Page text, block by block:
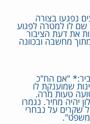
נפגעו בצורה
שם לו למטרה לפגוע
את דעת הציבור
מחשבה ובכוונה
"אם הח"כ
שמוענקת לו
טעות מרה.
יהיה מחיר. נגמרו
שקרים על נבחרי